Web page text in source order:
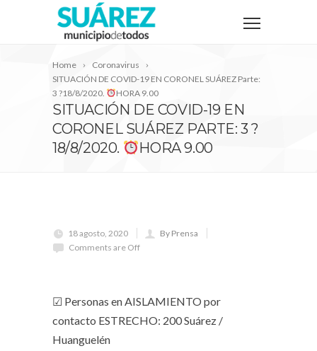
Home
Coronavirus
SITUACIÓN DE COVID-19 EN CORONEL SUÁREZ Parte:
3 ?18/8/2020.
HORA 9.00
SITUACIÓN DE COVID-19 EN
CORONEL SUÁREZ PARTE: 3 ?
18/8/2020.
HORA 9.00
18 agosto, 2020
By Prensa
Comments are Off
☑ Personas en AISLAMIENTO por
contacto ESTRECHO: 200 Suárez /
Huanguelén